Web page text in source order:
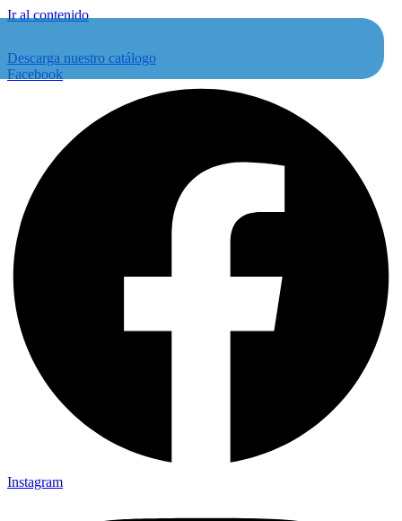
Ir al contenido
Descarga nuestro catálogo
Facebook
Instagram